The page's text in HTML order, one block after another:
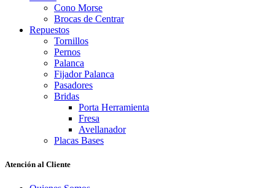
Cono Morse
Brocas de Centrar
Repuestos
Tornillos
Pernos
Palanca
Fijador Palanca
Pasadores
Bridas
Porta Herramienta
Fresa
Avellanador
Placas Bases
Atención al Cliente